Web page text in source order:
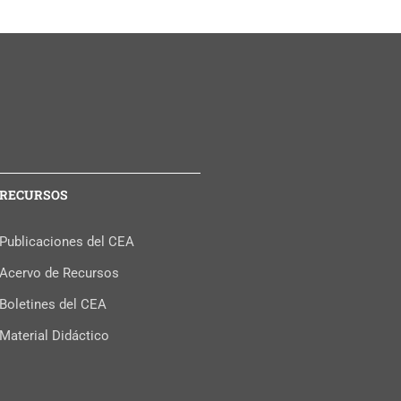
RECURSOS
Publicaciones del CEA
Acervo de Recursos
Boletines del CEA
Material Didáctico